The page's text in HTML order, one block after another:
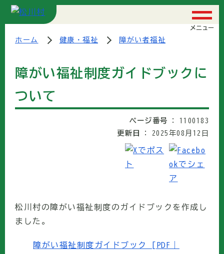
メニュー
ホーム 健康・福祉 障がい者福祉
障がい福祉制度ガイドブックに
ついて
ページ番号
1100183
更新日
2025年08月12日
松川村の障がい福祉制度のガイドブックを作成し
ました。
障がい福祉制度ガイドブック [PDF｜